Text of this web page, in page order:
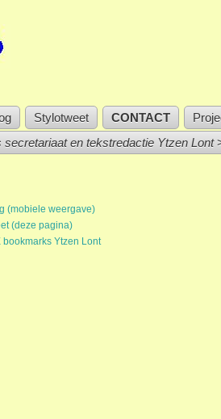
Stylotweet CONTACT
secretariaat en tekstredactie Ytzen Lont
(mobiele weergave)
(deze pagina)
bookmarks Ytzen Lont